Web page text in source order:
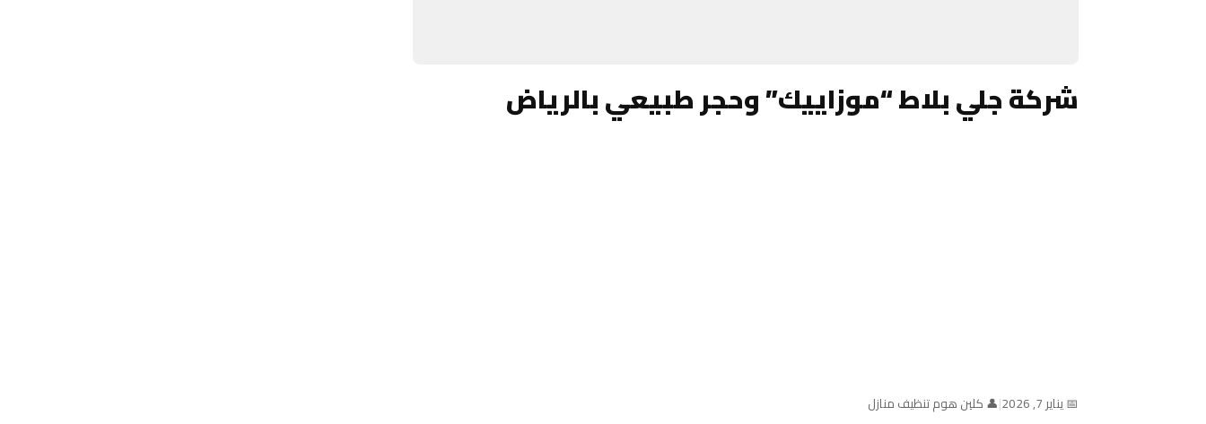
شركة جلي بلاط “موزاييك” وحجر طبيعي بالرياض
📅 يناير 7, 2026 |👤 كلين هوم تنظيف منازل